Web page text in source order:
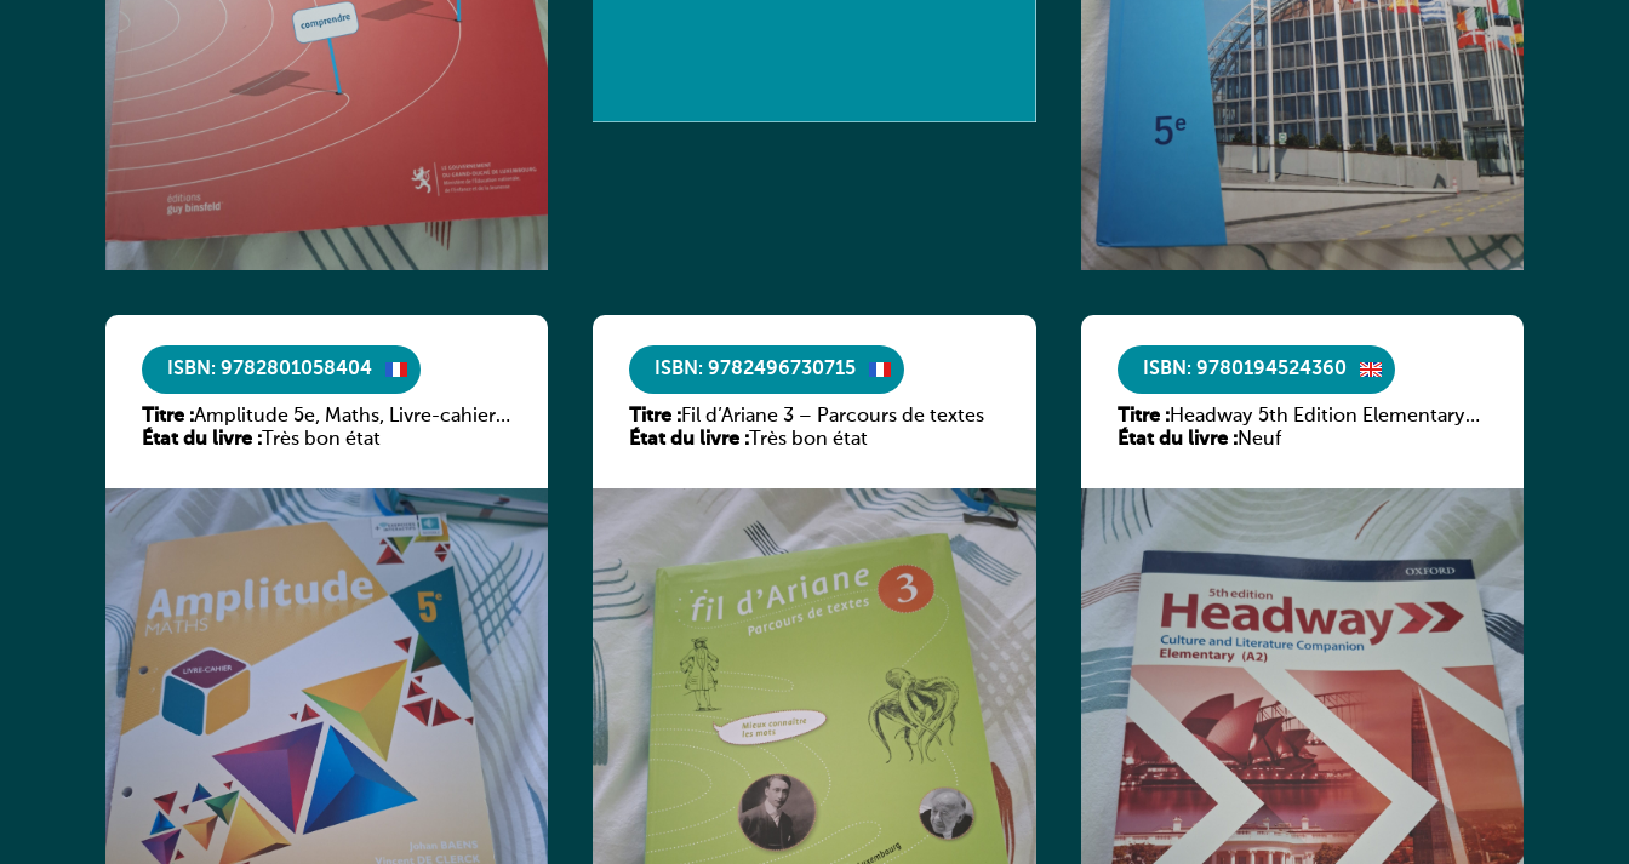
ISBN: 9782801058404
Titre :Amplitude 5e, Maths, Livre-cahier,
version luxembourgeoise
État du livre : Très bon état
ISBN: 9782496730715
Titre :Fil d’Ariane 3 – Parcours de textes
État du livre : Très bon état
ISBN: 9780194524360
Titre :Headway 5th Edition Elementary
Culture and Literature Companion
État du livre :Neuf